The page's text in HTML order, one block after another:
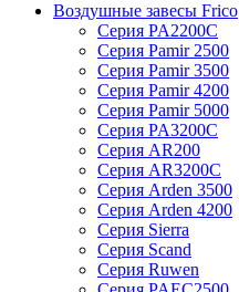
Воздушные завесы Frico
Серия PA2200C
Серия Pamir 2500
Серия Pamir 3500
Серия Pamir 4200
Серия Pamir 5000
Серия PA3200C
Серия AR200
Серия AR3200C
Серия Arden 3500
Серия Arden 4200
Серия Sierra
Серия Scand
Серия Ruwen